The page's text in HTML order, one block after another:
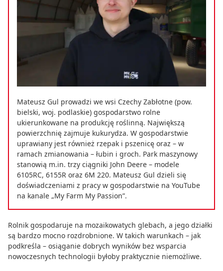
Mateusz Gul prowadzi we wsi Czechy Zabłotne (pow.
bielski, woj. podlaskie) gospodarstwo rolne
ukierunkowane na produkcję roślinną. Największą
powierzchnię zajmuje kukurydza. W gospodarstwie
uprawiany jest również rzepak i pszenicę oraz – w
ramach zmianowania – łubin i groch. Park maszynowy
stanowią m.in. trzy ciągniki John Deere – modele
6105RC, 6155R oraz 6M 220. Mateusz Gul dzieli się
doświadczeniami z pracy w gospodarstwie na YouTube
na kanale „My Farm My Passion”.
Rolnik gospodaruje na mozaikowatych glebach, a jego działki
są bardzo mocno rozdrobnione. W takich warunkach – jak
podkreśla – osiąganie dobrych wyników bez wsparcia
nowoczesnych technologii byłoby praktycznie niemożliwe.